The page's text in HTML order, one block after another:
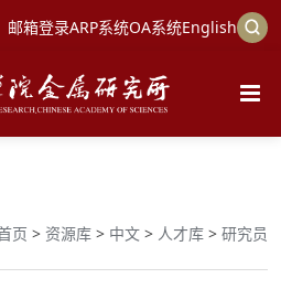
邮箱登录ARP系统OA系统English
页 > 资源库 > 中文 > 人才库 > 研究员